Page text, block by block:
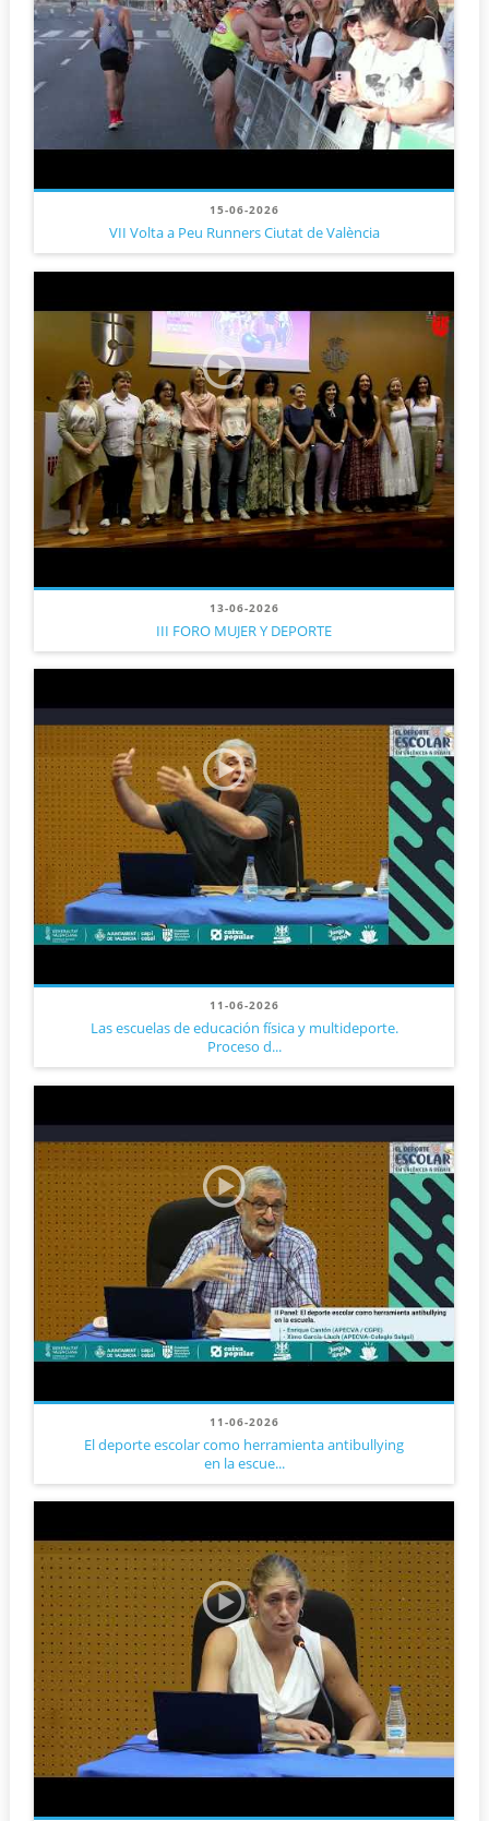
15-06-2026
VII Volta a Peu Runners Ciutat de València
13-06-2026
III FORO MUJER Y DEPORTE
11-06-2026
Las escuelas de educación física y multideporte.
Proceso d...
11-06-2026
El deporte escolar como herramienta antibullying
en la escue...